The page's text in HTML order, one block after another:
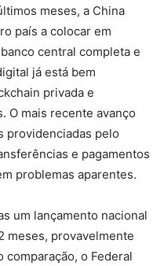
meses, a China
país a colocar em
central completa e
já está bem
privada e
O mais recente avanço
providenciadas pelo
e pagamentos
problemas aparentes.
um lançamento nacional
meses, provavelmente
comparação, o Federal